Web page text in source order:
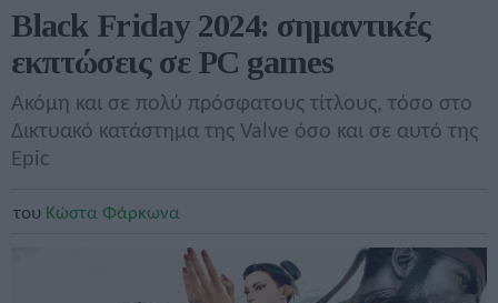
MOVIES
TV
GAMES
SPECIALS
Black Friday 2024: σημαντικές
εκπτώσεις σε PC games
Ακόμη και σε πολύ πρόσφατους τίτλους, τόσο στο
Δικτυακό κατάστημα της Valve όσο και σε αυτό της
Epic
του Κώστα Φάρκωνα